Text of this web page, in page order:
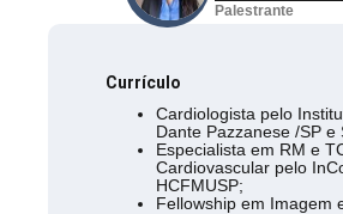
Palestrante
Currículo
Cardiologista pelo
Dante Pazzanese /SP e
Especialista em RM e
Cardiovascular pelo
HCFMUSP;
Fellowship em Imagem